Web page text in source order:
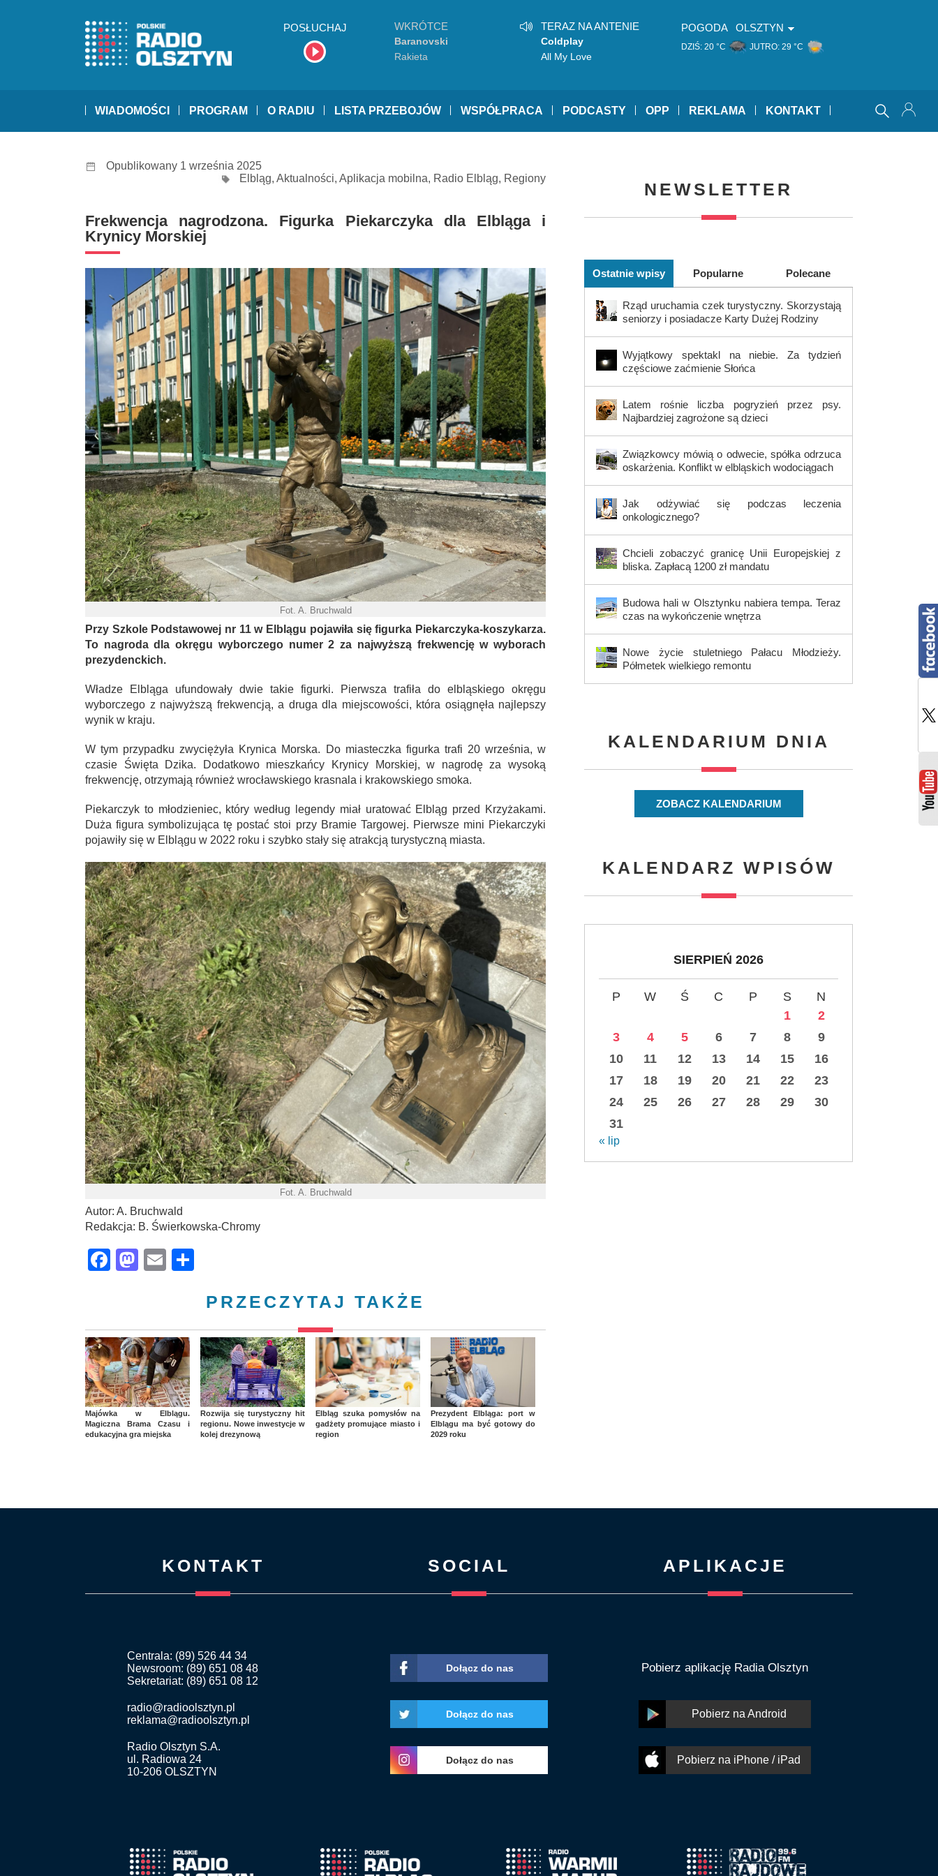
POSŁUCHAJ WKRÓTCE
Baranovski
Rakieta
TERAZ NA ANTENIE
Coldplay
All My Love
POGODA OLSZTYN
DZIŚ: 20 °C JUTRO: 29 °C
WIADOMOŚCI PROGRAM O RADIU LISTA PRZEBOJÓW WSPÓŁPRACA PODCASTY OPP REKLAMA KONTAKT
Opublikowany 1 września 2025
Elbląg, Aktualności, Aplikacja mobilna, Radio Elbląg, Regiony
Frekwencja nagrodzona. Figurka Piekarczyka dla Elbląga i
Krynicy Morskiej
Fot. A. Bruchwald
Przy Szkole Podstawowej nr 11 w Elblągu pojawiła się figurka Piekarczyka-koszykarza.
To nagroda dla okręgu wyborczego numer 2 za najwyższą frekwencję w wyborach
prezydenckich.
Władze Elbląga ufundowały dwie takie figurki. Pierwsza trafiła do elbląskiego okręgu
wyborczego z najwyższą frekwencją, a druga dla miejscowości, która osiągnęła najlepszy
wynik w kraju.
W tym przypadku zwyciężyła Krynica Morska. Do miasteczka figurka trafi 20 września, w
czasie Święta Dzika. Dodatkowo mieszkańcy Krynicy Morskiej, w nagrodę za wysoką
frekwencję, otrzymają również wrocławskiego krasnala i krakowskiego smoka.
Piekarczyk to młodzieniec, który według legendy miał uratować Elbląg przed Krzyżakami.
Duża figura symbolizująca tę postać stoi przy Bramie Targowej. Pierwsze mini Piekarczyki
pojawiły się w Elblągu w 2022 roku i szybko stały się atrakcją turystyczną miasta.
Fot. A. Bruchwald
Autor: A. Bruchwald
Redakcja: B. Świerkowska-Chromy
Facebook
Mastodon
Email
PRZECZYTAJ TAKŻE
Majówka w Elblągu.
Magiczna Brama Czasu i
edukacyjna gra miejska
Rozwija się turystyczny hit
regionu. Nowe inwestycje w
kolej drezynową
Elbląg szuka pomysłów na
gadżety promujące miasto i
region
Prezydent Elbląga: port w
Elblągu ma być gotowy do
2029 roku
NEWSLETTER
Ostatnie wpisy Popularne Polecane
Rząd uruchamia czek turystyczny. Skorzystają
seniorzy i posiadacze Karty Dużej Rodziny
Wyjątkowy spektakl na niebie. Za tydzień
częściowe zaćmienie Słońca
Latem rośnie liczba pogryzień przez psy.
Najbardziej zagrożone są dzieci
Związkowcy mówią o odwecie, spółka odrzuca
oskarżenia. Konflikt w elbląskich wodociągach
Jak odżywiać się podczas leczenia
onkologicznego?
Chcieli zobaczyć granicę Unii Europejskiej z
bliska. Zapłacą 1200 zł mandatu
Budowa hali w Olsztynku nabiera tempa. Teraz
czas na wykończenie wnętrza
Nowe życie stuletniego Pałacu Młodzieży.
Półmetek wielkiego remontu
KALENDARIUM DNIA
ZOBACZ KALENDARIUM
KALENDARZ WPISÓW
SIERPIEŃ 2026
P W Ś C P S
N
1
2
3
4 5 6 7 8
9
10
11 12 13 14 15
16
17
18 19 20 21 22
23
24
25 26 27 28 29
30
31
« lip
KONTAKT
Centrala: (89) 526 44 34
Newsroom: (89) 651 08 48
Sekretariat: (89) 651 08 12
radio@radioolsztyn.pl
reklama@radioolsztyn.pl
Radio Olsztyn S.A.
ul. Radiowa 24
10-206 OLSZTYN
SOCIAL
Dołącz do nas
Dołącz do nas
Dołącz do nas
APLIKACJE
Pobierz aplikację Radia Olsztyn
Pobierz na Android
Pobierz na iPhone / iPad